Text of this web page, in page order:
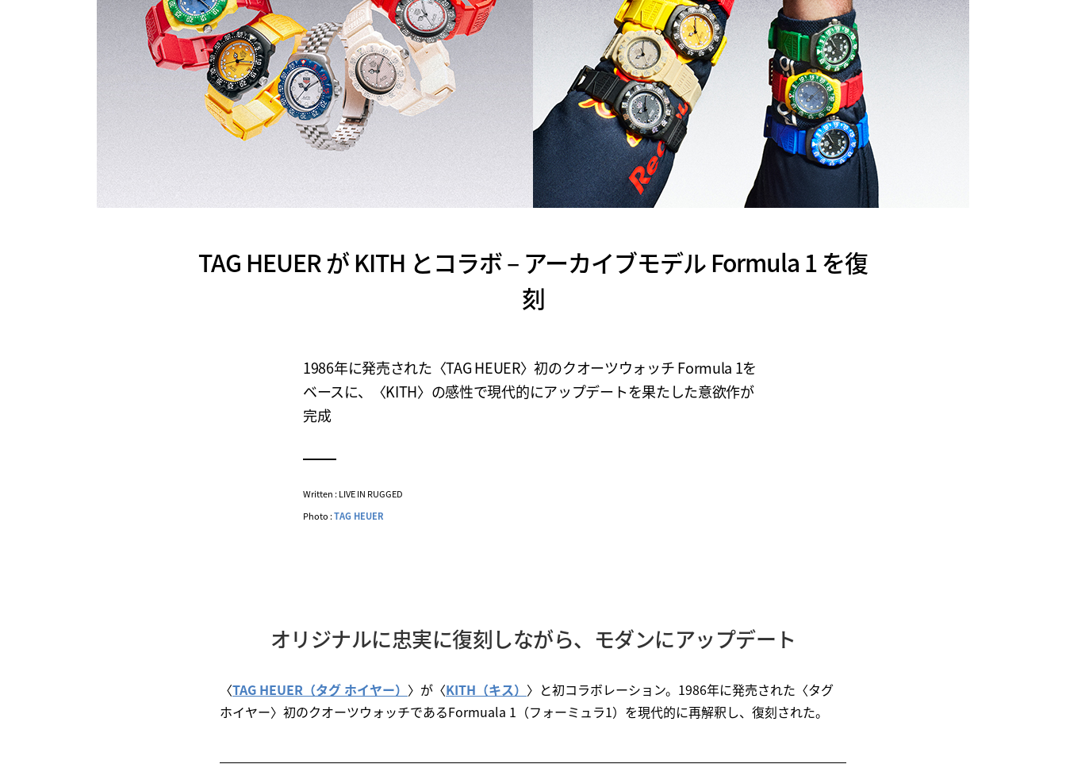
TAG HEUER が KITH とコラボ – アーカイブモデル Formula 1 を復
刻
1986年に発売された〈TAG HEUER〉初のクオーツウォッチ Formula 1を
ベースに、〈KITH〉の感性で現代的にアップデートを果たした意欲作が
完成
Written : LIVE IN RUGGED
Photo :TAG HEUER
オリジナルに忠実に復刻しながら、モダンにアップデート
〈TAG HEUER（タグ ホイヤー） 〉が〈KITH（キス） 〉と初コラボレーション。1986年に発売された〈タグ
ホイヤー〉初のクオーツウォッチであるFormuala 1（フォーミュラ1）を現代的に再解釈し、復刻された。